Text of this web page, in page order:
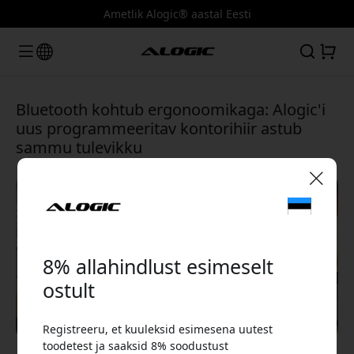
Ametlik Alogic® aastal Eesti
Bluetooth kohtub ergonoomikaga: Alogic'i
uus programmeeritav kontorihiir astub
sammu tulevikku
8% allahindlust esimeselt
ostult
Registreeru, et kuuleksid esimesena uutest
toodetest ja saaksid 8% soodustust
🎉 Sinu sooduskood:
Kasuta seda koodi kassas, et saada 8%